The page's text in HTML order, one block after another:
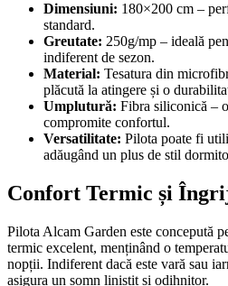
Dimensiuni: 180×200 cm –
standard.
Greutate: 250g/mp – ideală
indiferent de sezon.
Material: Tesatura din
plăcută la atingere și o
Umplutură: Fibra siliconică –
compromite confortul.
Versatilitate: Pilota poate fi
adăugând un plus de stil
Confort Termic și
Pilota Alcam Garden este concepută
termic excelent, menținând o
nopții. Indiferent dacă este vară sau
asigura un somn liniștit și odihnitor.